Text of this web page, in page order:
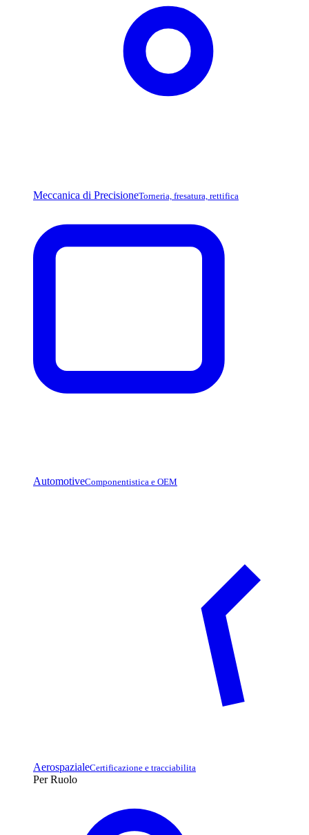
Meccanica di PrecisioneTorneria, fresatura, rettifica
AutomotiveComponentistica e OEM
AerospazialeCertificazione e tracciabilita
Per Ruolo